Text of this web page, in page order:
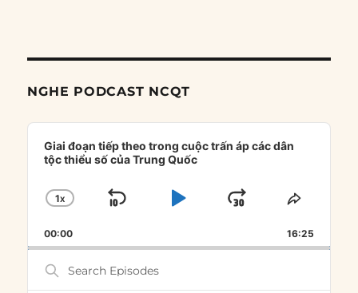
NGHE PODCAST NCQT
Audio
Player
Giai đoạn tiếp theo trong cuộc trấn áp các dân
tộc thiểu số của Trung Quốc
CHANGE
RATE
1X
SKIP
PLAYJUMP
FORWARD
SHARE
00:00 16:25
Search
Episodes